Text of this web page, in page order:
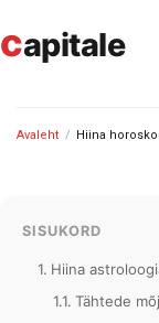
to
content
capitale
Avaleht / Hiina
SISUKORD
Hiina
Tähtede